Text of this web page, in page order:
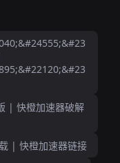
| 快橙加速器破解
| 快橙加速器链接